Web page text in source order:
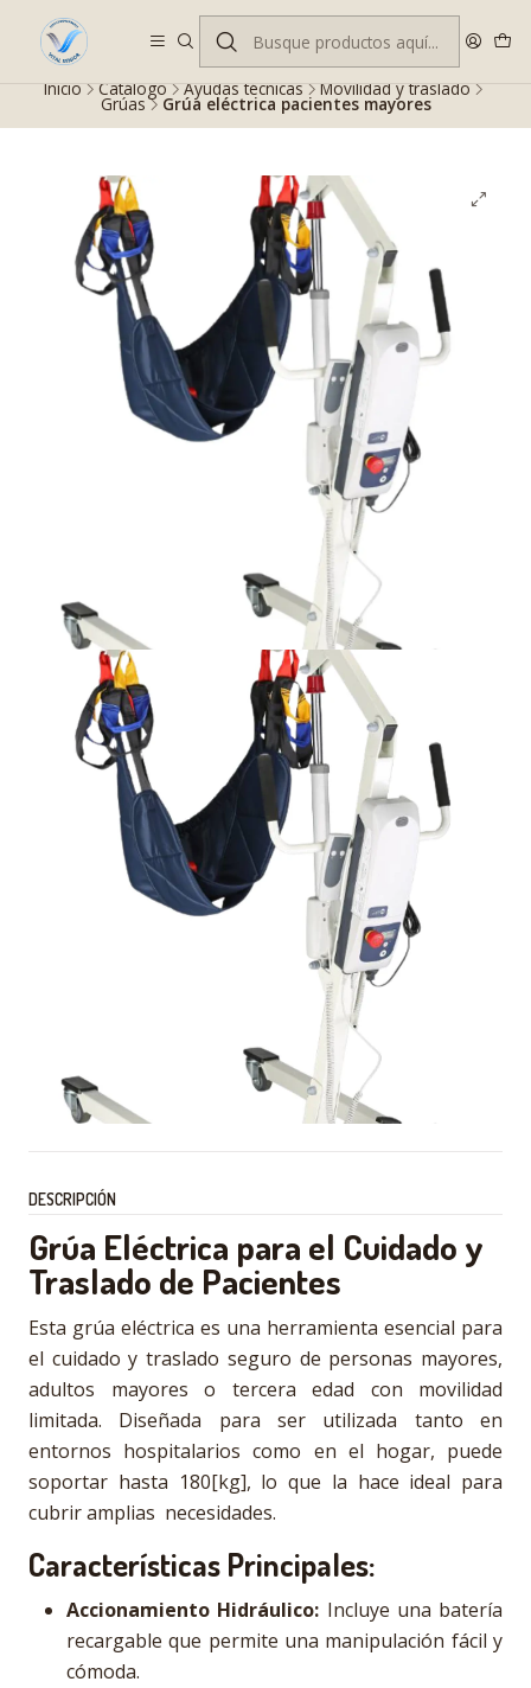
Despacho gratis en RM desde $100.000. Revisa las condiciones.
Inicio Catálogo Ayudas técnicas Movilidad y traslado
Grúas Grúa eléctrica pacientes mayores
DESCRIPCIÓN
Grúa Eléctrica para el Cuidado y
Traslado de Pacientes
Esta grúa eléctrica es una herramienta esencial para
el cuidado y traslado seguro de personas mayores,
adultos mayores o tercera edad con movilidad
limitada. Diseñada para ser utilizada tanto en
entornos hospitalarios como en el hogar, puede
soportar hasta 180[kg], lo que la hace ideal para
cubrir amplias necesidades.
Características Principales:
Accionamiento Hidráulico: Incluye una batería
recargable que permite una manipulación fácil y
cómoda.